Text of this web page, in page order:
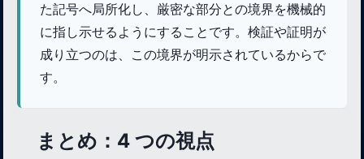
た記号へ局所化し、厳密な部分との境界を機械的
に指し示せるようにすることです。検証や証明が
成り立つのは、この境界が明示されているからで
す。
まとめ：4 つの視点